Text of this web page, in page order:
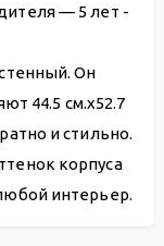
— 5 лет -
Он
44.5 см.х52.7
и стильно.
корпуса
интерьер.